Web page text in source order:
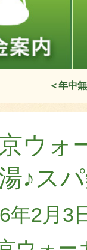
＜年中
ウォ
♪ス
年2月3